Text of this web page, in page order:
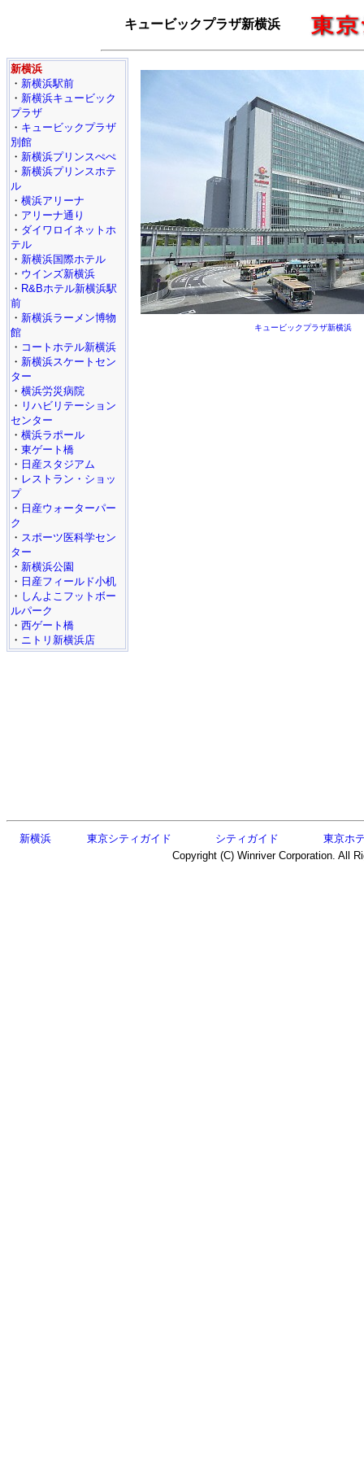
キュービックプラザ新横浜
新横浜
・ 新横浜駅前
・ 新横浜キュービック
プラザ
・ キュービックプラザ
別館
・ 新横浜プリンスぺぺ
・ 新横浜プリンスホテ
ル
・ 横浜アリーナ
・ アリーナ通り
・ ダイワロイネットホ
テル
・ 新横浜国際ホテル
・ ウインズ新横浜
・ R&Bホテル新横浜駅
前
・ 新横浜ラーメン博物
館
・ コートホテル新横浜
・ 新横浜スケートセン
ター
・ 横浜労災病院
・ リハビリテーション
センター
・ 横浜ラポール
・ 東ゲート橋
・ 日産スタジアム
・ レストラン・ショッ
プ
・ 日産ウォーターパー
ク
・ スポーツ医科学セン
ター
・ 新横浜公園
・ 日産フィールド小机
・ しんよこフットボー
ルパーク
・ 西ゲート橋
・ ニトリ新横浜店
キュービックプラザ新横浜
新横浜 東京シティガイド シティガイド
東京ホ
Copyright (C) Winriver Corporation. All